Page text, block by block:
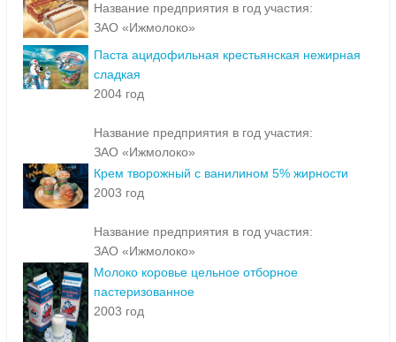
Название предприятия в год участия:
ЗАО «Ижмолоко»
Паста ацидофильная крестьянская нежирная
сладкая
2004 год
Название предприятия в год участия:
ЗАО «Ижмолоко»
Крем творожный с ванилином 5% жирности
2003 год
Название предприятия в год участия:
ЗАО «Ижмолоко»
Молоко коровье цельное отборное
пастеризованное
2003 год